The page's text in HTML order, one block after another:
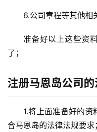
公
海
6.公司章程等其他相
准备好以上这些资
了；
注册马恩岛公司的
1.将上面准备好的
合马恩岛的法律法规要求；